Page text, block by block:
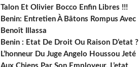
Talon Et Olivier Bocco Enfin Libres !!!
Benin: Entretien À Bâtons Rompus Avec
Benoît Illassa
Benin : Etat De Droit Ou Raison D’etat ?
L’honneur Du Juge Angelo Houssou Jeté